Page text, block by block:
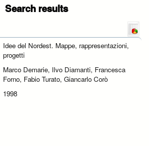
Search results
Idee del Nordest. Mappe, rappresentazioni,
progetti
Marco Demarie, Ilvo Diamanti, Francesca
Forno, Fabio Turato, Giancarlo Corò
1998